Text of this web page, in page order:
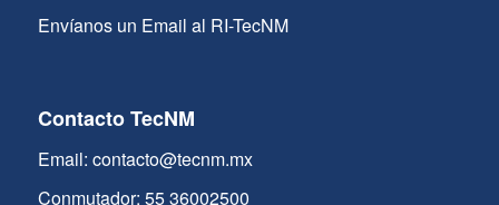
Envíanos un Email al RI-TecNM
Contacto TecNM
Email: contacto@tecnm.mx
Conmutador: 55 36002500